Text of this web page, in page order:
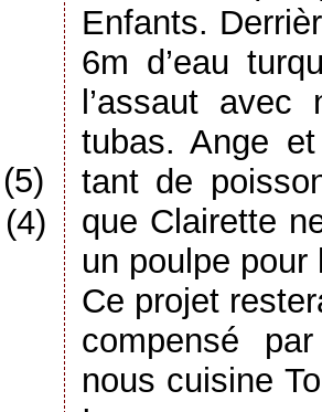
(5)
(4)
Enfants.
6m d’eau
l’assaut
tubas. Ange
tant de
que Clairette
un poulpe
Ce projet
compensé
nous cuisine